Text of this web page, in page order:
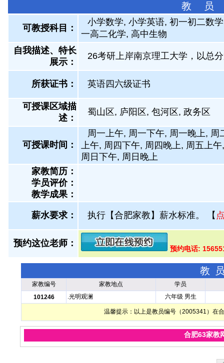
教 员
可教授科目：
小学数学, 小学英语, 初一初二数
一高二化学, 高中生物
自我描述、特长
展示 ：
26考研上岸南京理工大学，以总
所获证书 ： 英语四六级证书
可授课区域描
述：
蜀山区, 庐阳区, 包河区, 政务区
可授课时间：
周一上午, 周一下午, 周一晚上,
上午, 周四下午, 周四晚上, 周五上
周日下午, 周日晚上
家教简历：
学员评价：
教学成果：
薪水要求： 执行【合肥家教】薪水标准。 【
预约这位老师：
预约电话:
教
家教编号 家教地点
学员
101246
.光明观澜 六年级 男生
温馨提示：以上是教员编号（2005341）在
合肥63家教